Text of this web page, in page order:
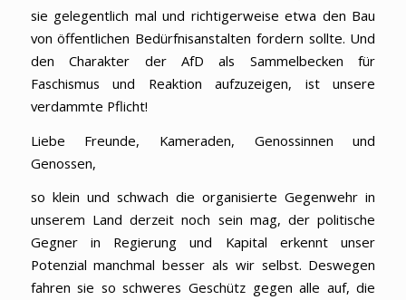
sie gelegentlich mal und richtigerweise etwa den Bau
von öffentlichen Bedürfnisanstalten fordern sollte. Und
den Charakter der AfD als Sammelbecken für
Faschismus und Reaktion aufzuzeigen, ist unsere
verdammte Pflicht!
Liebe Freunde, Kameraden, Genossinnen und
Genossen,
so klein und schwach die organisierte Gegenwehr in
unserem Land derzeit noch sein mag, der politische
Gegner in Regierung und Kapital erkennt unser
Potenzial manchmal besser als wir selbst. Deswegen
fahren sie so schweres Geschütz gegen alle auf, die